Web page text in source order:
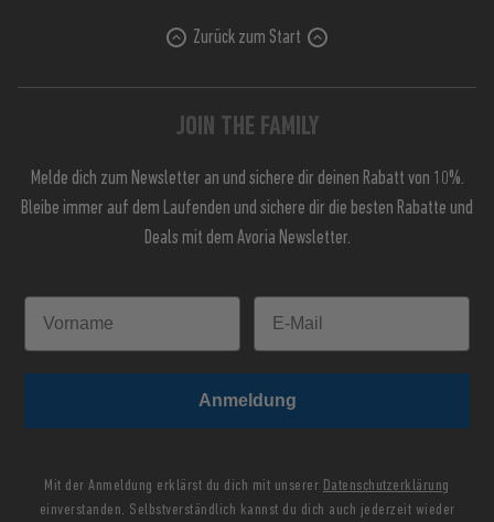
Zurück zum Start
JOIN THE FAMILY
Melde dich zum Newsletter an und sichere dir deinen Rabatt von 10%.
Bleibe immer auf dem Laufenden und sichere dir die besten Rabatte und
Deals mit dem Avoria Newsletter.
Anmeldung
Mit der Anmeldung erklärst du dich mit unserer Datenschutzerklärung
einverstanden. Selbstverständlich kannst du dich auch jederzeit wieder